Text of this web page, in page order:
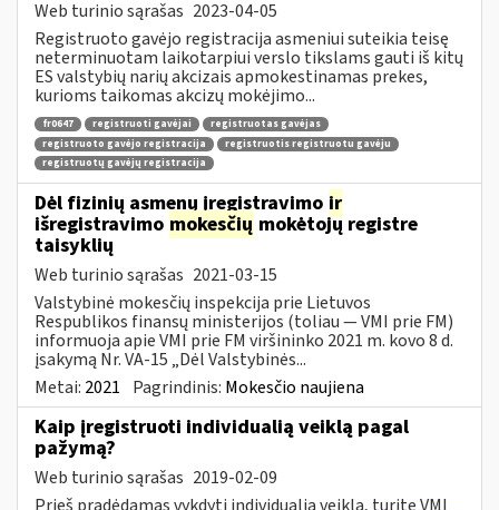
Web turinio sąrašas 2023-04-05
Registruoto gavėjo registracija asmeniui suteikia teisę
neterminuotam laikotarpiui verslo tikslams gauti iš kitų
ES valstybių narių akcizais apmokestinamas prekes,
kurioms taikomas akcizų mokėjimo...
fr0647 registruoti gavėjai
registruotas gavėjas
registruoto gavėjo registracija
registruotis registruotu gavėju
registruotų gavėjų registracija
Dėl fizinių asmenų įregistravimo ir
išregistravimo mokesčių mokėtojų registre
taisyklių
Web turinio sąrašas 2021-03-15
Valstybinė mokesčių inspekcija prie Lietuvos
Respublikos finansų ministerijos (toliau ― VMI prie FM)
informuoja apie VMI prie FM viršininko 2021 m. kovo 8 d.
įsakymą Nr. VA-15 „Dėl Valstybinės...
Metai: 2021 Pagrindinis: Mokesčio naujiena
Kaip įregistruoti individualią veiklą pagal
pažymą?
Web turinio sąrašas 2019-02-09
Prieš pradėdamas vykdyti individualią veiklą, turite VMI